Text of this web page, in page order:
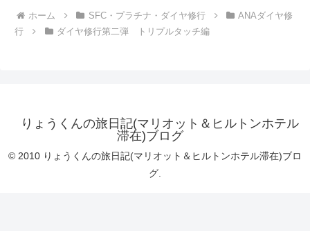
ホーム SFC・プラチナ・ダイヤ修行
ANAダイヤ修
行
ダイヤ修行第二弾 トリプルタッチ編
りょうくんの旅日記(マリオット＆ヒルトンホテル
滞在)ブログ
© 2010 りょうくんの旅日記(マリオット＆ヒルトンホテル滞在)ブロ
グ.